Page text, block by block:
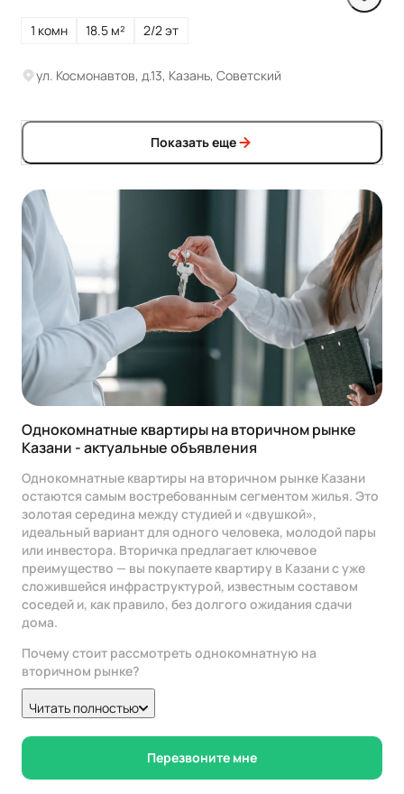
1 комн 18.5 м² 2/2 эт
ул. Космонавтов, д.13, Казань, Советский
Показать еще
Однокомнатные квартиры на вторичном рынке
Казани - актуальные объявления
Однокомнатные квартиры на вторичном рынке Казани
остаются самым востребованным сегментом жилья. Это
золотая середина между студией и «двушкой»,
идеальный вариант для одного человека, молодой пары
или инвестора. Вторичка предлагает ключевое
преимущество — вы покупаете квартиру в Казани с уже
сложившейся инфраструктурой, известным составом
соседей и, как правило, без долгого ожидания сдачи
дома.
Почему стоит рассмотреть однокомнатную на
вторичном рынке?
реальную квартиру в конкретном доме. Можно
Сложившаяся инфраструктура.
рядом школы, детсады, поликлиники, парки и
Читать полностью
Перезвоните мне